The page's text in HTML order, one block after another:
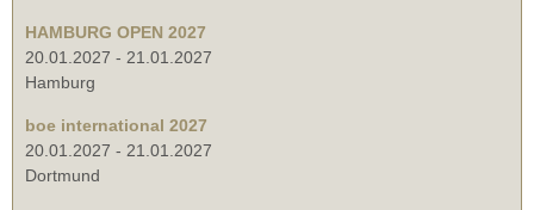
HAMBURG OPEN 2027
20.01.2027 - 21.01.2027
Hamburg
boe international 2027
20.01.2027 - 21.01.2027
Dortmund